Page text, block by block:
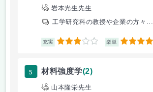
岩本光生先生
工学研究科の教授や企業の方々...
充実 3 楽単 5
5 材料強度学(2)
山本隆栄先生